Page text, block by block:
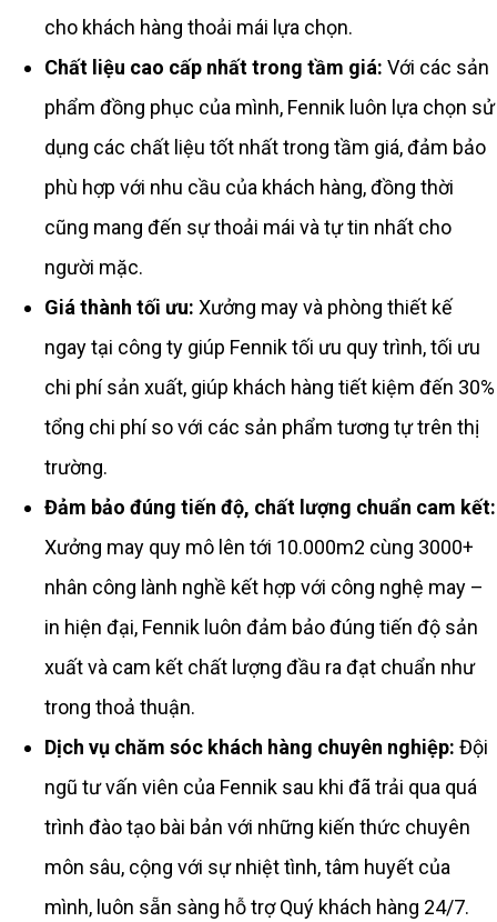
cho khách hàng thoải mái lựa chọn.
Chất liệu cao cấp nhất trong tầm giá: Với các sản
phẩm đồng phục của mình, Fennik luôn lựa chọn sử
dụng các chất liệu tốt nhất trong tầm giá, đảm bảo
phù hợp với nhu cầu của khách hàng, đồng thời
cũng mang đến sự thoải mái và tự tin nhất cho
người mặc.
Giá thành tối ưu: Xưởng may và phòng thiết kế
ngay tại công ty giúp Fennik tối ưu quy trình, tối ưu
chi phí sản xuất, giúp khách hàng tiết kiệm đến 30%
tổng chi phí so với các sản phẩm tương tự trên thị
trường.
Đảm bảo đúng tiến độ, chất lượng chuẩn cam kết:
Xưởng may quy mô lên tới 10.000m2 cùng 3000+
nhân công lành nghề kết hợp với công nghệ may –
in hiện đại, Fennik luôn đảm bảo đúng tiến độ sản
xuất và cam kết chất lượng đầu ra đạt chuẩn như
trong thoả thuận.
Dịch vụ chăm sóc khách hàng chuyên nghiệp: Đội
ngũ tư vấn viên của Fennik sau khi đã trải qua quá
trình đào tạo bài bản với những kiến thức chuyên
môn sâu, cộng với sự nhiệt tình, tâm huyết của
mình, luôn sẵn sàng hỗ trợ Quý khách hàng 24/7.